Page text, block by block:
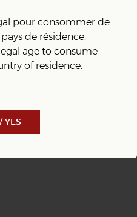
pour consommer de
de résidence.
age to consume
of residence.
YES